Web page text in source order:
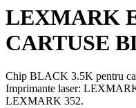
LEXMARK
CARTUSE
Chip BLACK 3.5K pentru
Imprimante laser:
LEXMARK 352.